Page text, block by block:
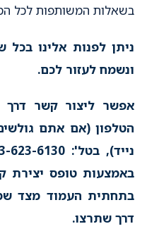
בשאלות המשותפות לכל
ניתן לפנות אלינו בכל
ונשמח לעזור לכם.
אפשר ליצור קשר דרך
הטלפון (אם אתם
באמצעות טופס יצירת
בתחתית העמוד מצד
דרך שתרצו.